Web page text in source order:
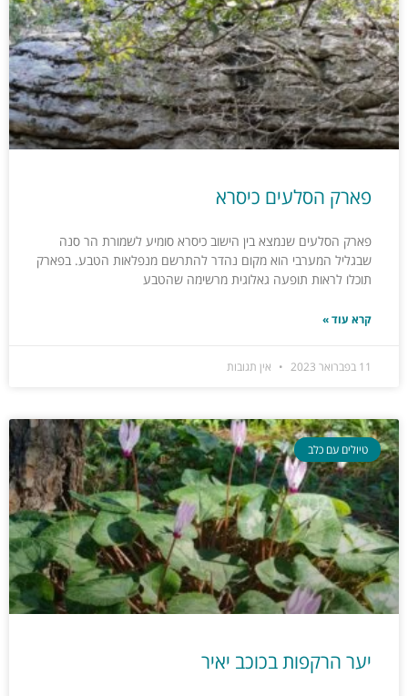
פארק הסלעים כיסרא
פארק הסלעים שנמצא בין הישוב כיסרא סומיע לשמורת הר סנה
שבגליל המערבי הוא מקום נהדר להתרשם מנפלאות הטבע. בפארק
תוכלו לראות תופעה גאלוגית מרשימה שהטבע
קרא עוד »
11 בפברואר 2023 אין תגובות
טיולים עם כלב
יער הרקפות בכוכב יאיר